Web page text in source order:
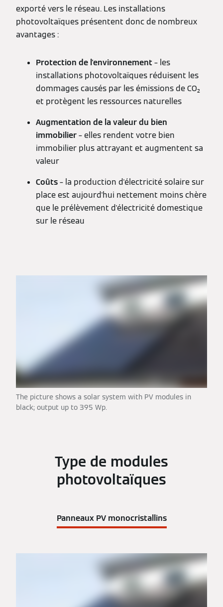
exporté vers le réseau. Les installations
photovoltaïques présentent donc de nombreux
avantages :
Protection de l'environnement – les
installations photovoltaïques réduisent les
dommages causés par les émissions de CO₂
et protègent les ressources naturelles
Augmentation de la valeur du bien
immobilier– elles rendent votre bien
immobilier plus attrayant et augmentent sa
valeur
Coûts– la production d'électricité solaire sur
place est aujourd'hui nettement moins chère
que le prélèvement d'électricité domestique
sur le réseau
The picture shows a solar system with PV modules in
black; output up to 395 Wp.
Type de modules
photovoltaïques
Panneaux PV monocristallins